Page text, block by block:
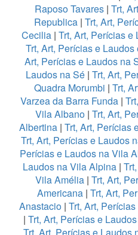
Raposo Tavares | Trt,
Republica| Trt, Art,
Cecilia | Trt, Art, Perícias
Trt, Art, Perícias e
Art, Perícias e Laudos na
Laudos na Sé | Trt, Art,
Quadra Morumbi | Trt,
Varzea da Barra Funda |
Vila Albano| Trt, Art,
Albertina | Trt, Art, Perícias
Trt, Art, Perícias e Laudos
Perícias e Laudos na Vila
Laudos na Vila Alpina |
Vila Amélia | Trt, Art,
Americana| Trt, Art,
Anastacio | Trt, Art,
| Trt, Art, Perícias e